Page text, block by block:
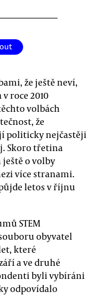
že ještě neví,
roce 2010
volbách
že
politicky nejčastěji
Skoro třetina
o volby
více stranami.
letos v říjnu
STEM
obyvatel
které
a ve druhé
byli vybíráni
odpovídalo